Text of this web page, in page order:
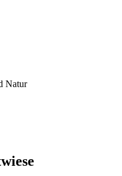
Natur